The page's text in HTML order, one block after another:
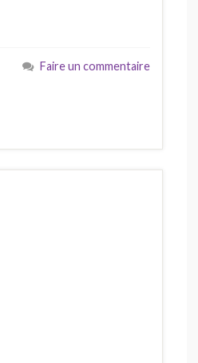
Faire un commentaire